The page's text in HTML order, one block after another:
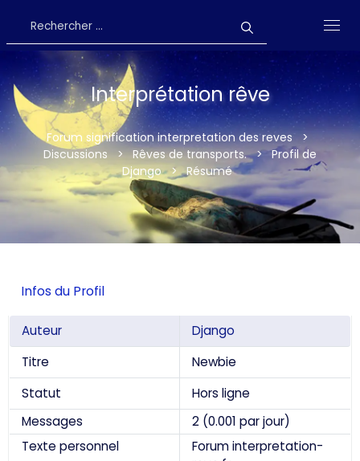
Interprétation rêve
Forum signification interpretation des reves>
Discussions > Rêves de transports.> Profil de
Django> Résumé
Infos du Profil
Auteur
Django
Titre
Newbie
Statut
Hors ligne
Messages
2 (0.001 par jour)
Texte personnel
Forum interpretation-